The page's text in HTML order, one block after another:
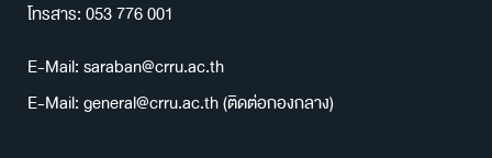
โทรสาร: 053 776 001
E-Mail: saraban@crru.ac.th
E-Mail: general@crru.ac.th (ติดต่อกองกลาง)